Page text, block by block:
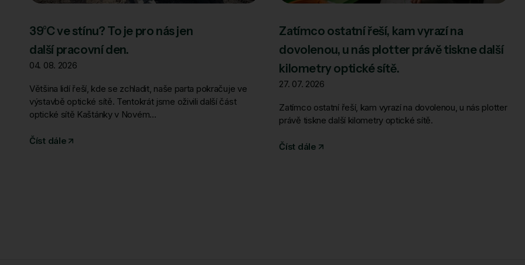
39°C ve stínu? To je pro nás jen
další pracovní den.
04. 08. 2026
Většina lidí řeší, kde se zchladit, naše parta pokračuje ve
výstavbě optické sítě. Tentokrát jsme oživili další část
optické sítě Kaštánky v Novém...
Číst dále
Zatímco ostatní řeší, kam vyrazí na
dovolenou, u nás plotter právě tiskne další
kilometry optické sítě.
27. 07. 2026
Zatímco ostatní řeší, kam vyrazí na dovolenou, u nás plotter
právě tiskne další kilometry optické sítě.
Číst dále